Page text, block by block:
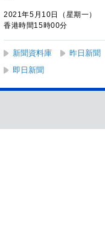
2021年5月10日（星期一）
香港時間15時00分
新聞資料庫 昨日新聞
即日新聞